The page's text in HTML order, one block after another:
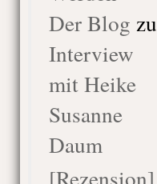
Der Blog zu
Interview
mit Heike
Susanne
Daum
[Rezension]